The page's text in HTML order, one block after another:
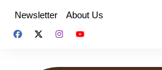
content
Newsletter About Us